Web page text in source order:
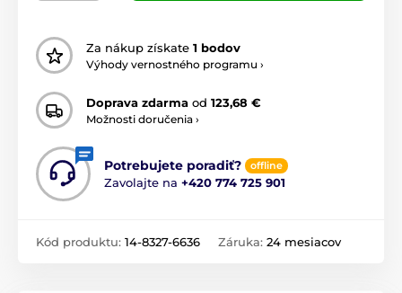
Za nákup získate 1 bodov
Výhody vernostného programu ›
Doprava zdarma od 123,68 €
Možnosti doručenia ›
Potrebujete poradiť? offline
Zavolajte na +420 774 725 901
Kód produktu: 14-8327-6636 Záruka: 24 mesiacov